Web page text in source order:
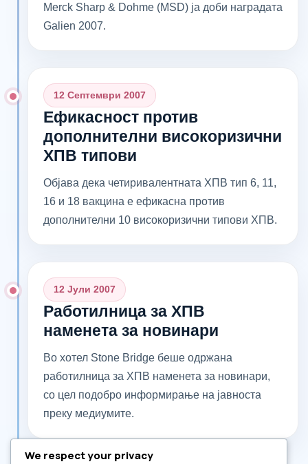
Merck Sharp & Dohme (MSD) ја доби наградата
Galien 2007.
Ефикасност против
дополнителни високоризични
ХПВ типови
12 Септември 2007
Објава дека четиривалентната ХПВ тип 6, 11,
16 и 18 вакцина е ефикасна против
дополнителни 10 високоризични типови ХПВ.
Работилница за ХПВ
наменета за новинари
12 Јули 2007
Во хотел Stone Bridge беше одржана
работилница за ХПВ наменета за новинари,
со цел подобро информирање на јавноста
преку медиумите.
```
We respect your privacy